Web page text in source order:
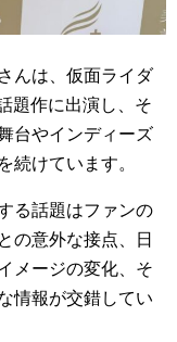
んは、仮面ライダ
題作に出演し、そ
台やインディーズ
続けています。
る話題はファンの
の意外な接点、日
メージの変化、そ
情報が交錯してい